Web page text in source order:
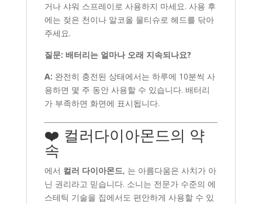
거나 샤워 스프레이로 사용하지 마세요. 사용 후
에는 젖은 천이나 알코올 물티슈로 헤드를 닦아
주세요.
질문: 배터리는 얼마나 오래 지속되나요?
A: 완전히 충전된 상태에서는 하루에 10분씩 사
용하면 몇 주 동안 사용할 수 있습니다. 배터리
가 부족하면 화면에 표시됩니다.
❤️ 컬러다이아몬드의 약
속
에서 컬러 다이아몬드, 는 아름다움은 사치가 아
닌 권리라고 믿습니다. 소니는 전문가 수준의 에
스테틱 기술을 집에서도 편안하게 사용할 수 있